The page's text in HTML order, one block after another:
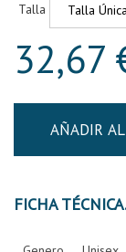
Talla
32,67
AÑADIR